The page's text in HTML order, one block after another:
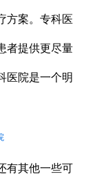
方案。专科医
者提供更尽量
医院是一个明
有其他一些可